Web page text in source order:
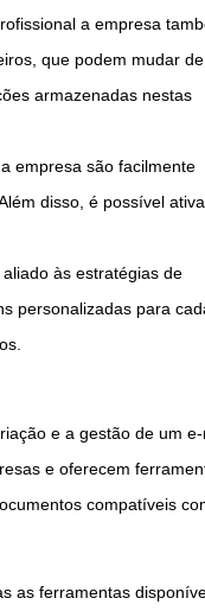
a empresa
que podem mudar
armazenadas nestas
empresa são facilmente
disso, é possível
às estratégias de
personalizadas para
e a gestão de um
e oferecem
compatíveis
as ferramentas